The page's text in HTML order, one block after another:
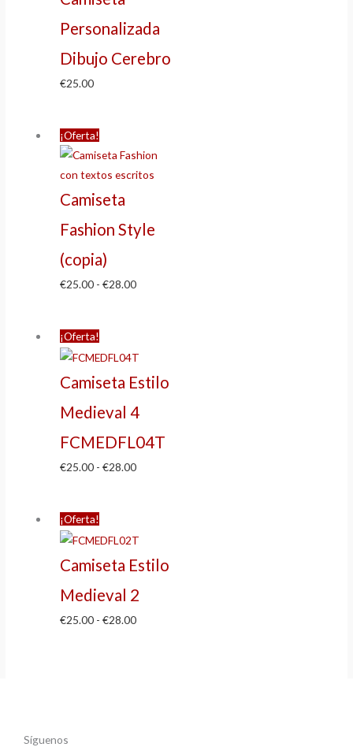
Personalizada
Dibujo Cerebro
€25.00
¡Oferta!
Camiseta
Fashion Style
(copia)
€25.00 - €28.00
¡Oferta!
Camiseta Estilo
Medieval 4
FCMEDFL04T
€25.00 - €28.00
¡Oferta!
Camiseta Estilo
Medieval 2
€25.00 - €28.00
Síguenos